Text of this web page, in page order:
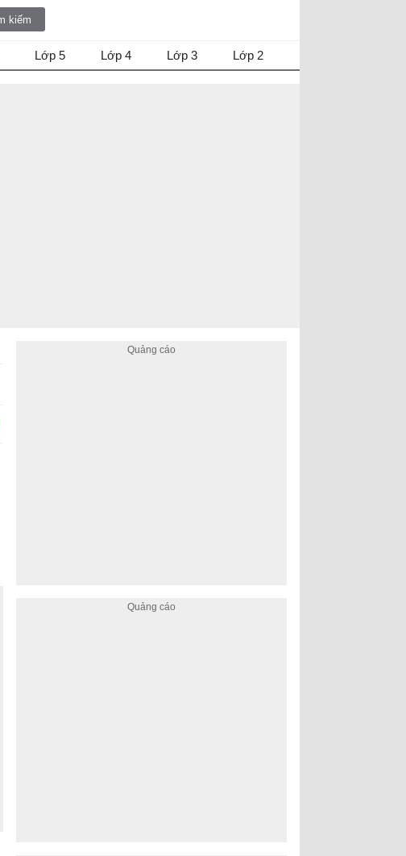
Lớp 5 Lớp 4 Lớp 3 Lớp 2